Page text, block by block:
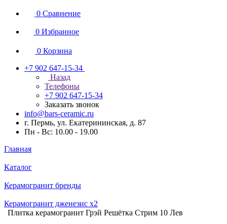
0 Сравнение
0 Избранное
0 Корзина
+7 902 647-15-34
Назад
Телефоны
+7 902 647-15-34
Заказать звонок
info@bars-ceramic.ru
г. Пермь, ул. Екатерининская, д. 87
Пн - Вс: 10.00 - 19.00
Главная
Каталог
Керамогранит бренды
Керамогранит дженезис x2
Плитка керамогранит Грэй Решётка Стрим 10 Лев